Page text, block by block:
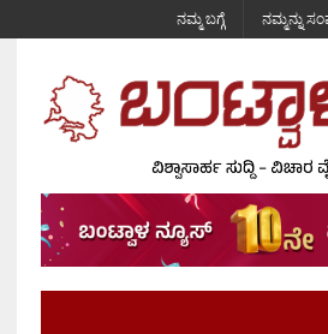
ನಮ್ಮ ಬಗ್ಗೆ ನಮ್ಮನ್ನು